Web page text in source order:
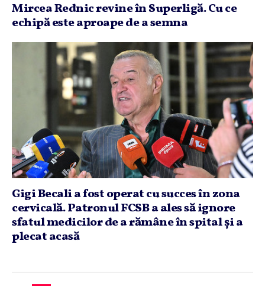
Mircea Rednic revine în Superligă. Cu ce
echipă este aproape de a semna
Gigi Becali a fost operat cu succes în zona
cervicală. Patronul FCSB a ales să ignore
sfatul medicilor de a rămâne în spital şi a
plecat acasă